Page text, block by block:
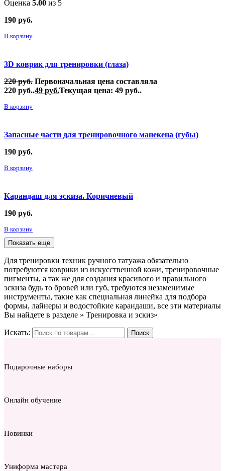
Оценка 5.00 из 5
190 руб.
В корзину
3D коврик для тренировки (глаза)
220руб. Первоначальная цена составляла
220 руб..49 руб.Текущая цена: 49 руб..
В корзину
Запасные части для тренировочного манекена (губы)
190 руб.
В корзину
Карандаш для эскиза. Коричневый
190 руб.
В корзину
Показать еще
Для тренировки техник ручного татуажа обязательно
потребуются коврики из искусственной кожи, тренировочные
пигменты, а так же для создания красивого и правильного
эскиза будь то бровей или губ, требуются незаменимые
инструменты, такие как специальная линейка для подбора
формы, лайнеры и водостойкие карандаши, все эти материалы
Вы найдете в разделе » Тренировка и эскиз»
Искать: Поиск
Подарочные наборы
Онлайн обучение
Новинки
Униформа мастера